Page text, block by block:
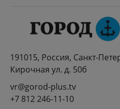
191015, Россия, Санкт-
Кирочная ул. д. 50б
vr@gorod-plus.tv
+7 812 246-11-10